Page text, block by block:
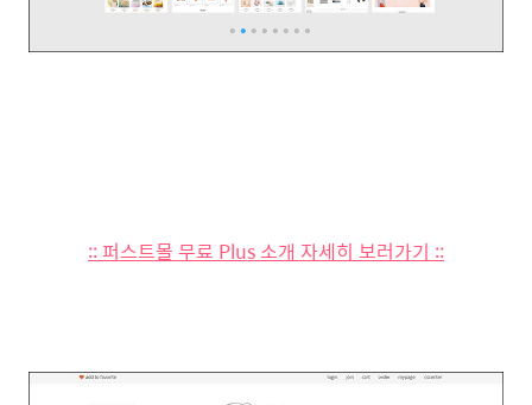
:: 퍼스트몰 무료 Plus 소개 자세히 보러가기 ::